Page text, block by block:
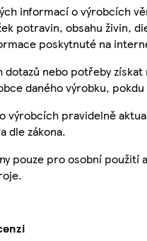
informací o výrobcích
potravin, obsahu živin,
poskytnuté na
dotazů nebo potřeby
daného výrobku,
výrobcích pravidelně
dle zákona.
pouze pro osobní